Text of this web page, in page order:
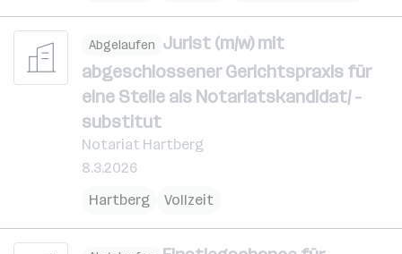
Abgelaufen Jurist (m/w) mit
abgeschlossener Gerichtspraxis für
eine Stelle als Notariatskandidat/ -
substitut
Notariat Hartberg
8.3.2026
Hartberg
Vollzeit